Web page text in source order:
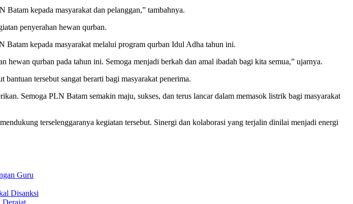
kepada masyarakat dan pelanggan,” tambahnya.
penyerahan hewan qurban.
kepada masyarakat melalui program qurban Idul Adha tahun ini.
qurban pada tahun ini. Semoga menjadi berkah dan amal ibadah bagi kita semua,” ujarnya.
tersebut sangat berarti bagi masyarakat penerima.
Semoga PLN Batam semakin maju, sukses, dan terus lancar dalam memasok listrik bagi masyarakat
terselenggaranya kegiatan tersebut. Sinergi dan kolaborasi yang terjalin dinilai menjadi energi
Guru
Disanksi